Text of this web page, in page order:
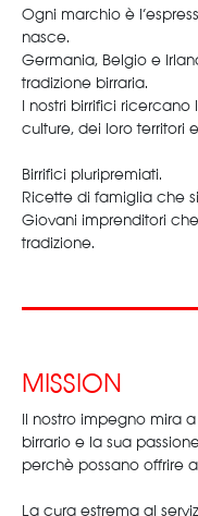
Ogni marchio è
nasce.
Germania, Belgio e
tradizione birraria.
I nostri birrifici
culture, dei loro territori
Birrifici pluripremiati.
Ricette di famiglia che
Giovani imprenditori
tradizione.
MISSION
Il nostro impegno mira
birrario e la sua
perchè possano offrire
La cura estrema al